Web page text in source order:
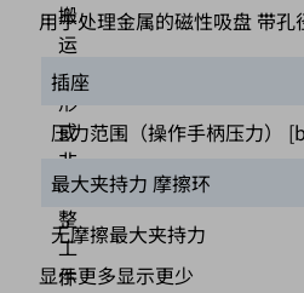
搬
运
圆
形
或
非
平
整
工
件
用于处理金属的磁性吸盘 带孔
插座
压力范围（操作手柄压力）
最大夹持力 摩擦环
无摩擦最大夹持力
显示更多显示更少